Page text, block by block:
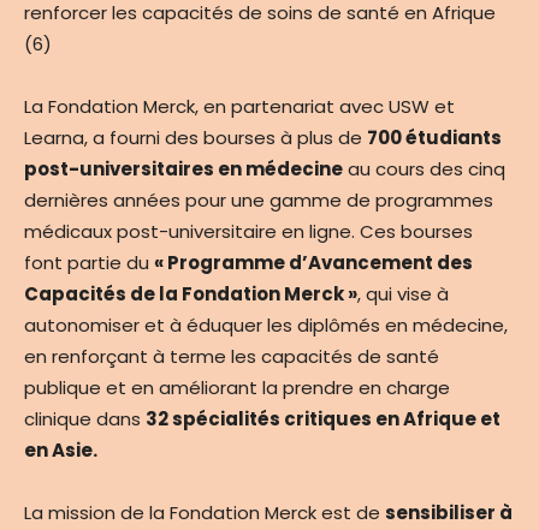
renforcer les capacités de soins de santé en Afrique
(6)
La Fondation Merck, en partenariat avec USW et
Learna, a fourni des bourses à plus de 700 étudiants
post-universitaires en médecineau cours des cinq
dernières années pour une gamme de programmes
médicaux post-universitaire en ligne. Ces bourses
font partie du « Programme d’Avancement des
Capacités de la Fondation Merck », qui vise à
autonomiser et à éduquer les diplômés en médecine,
en renforçant à terme les capacités de santé
publique et en améliorant la prendre en charge
clinique dans 32 spécialités critiques en Afrique et
en Asie.
La mission de la Fondation Merck est de sensibiliser à